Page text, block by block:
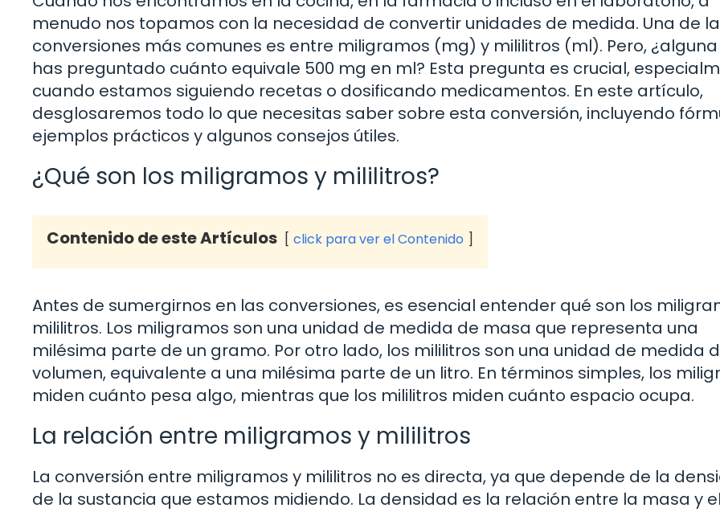
menudo nos topamos con la necesidad de convertir unidades de medida. Una de
conversiones más comunes es entre miligramos (mg) y mililitros (ml). Pero,
has preguntado cuánto equivale 500 mg en ml? Esta pregunta es crucial,
cuando estamos siguiendo recetas o dosificando medicamentos. En este artículo,
desglosaremos todo lo que necesitas saber sobre esta conversión, incluyendo
ejemplos prácticos y algunos consejos útiles.
¿Qué son los miligramos y mililitros?
Contenido de este Artículos click para ver el Contenido
Antes de sumergirnos en las conversiones, es esencial entender qué son los
mililitros. Los miligramos son una unidad de medida de masa que representa una
milésima parte de un gramo. Por otro lado, los mililitros son una unidad de medida
volumen, equivalente a una milésima parte de un litro. En términos simples, los
miden cuánto pesa algo, mientras que los mililitros miden cuánto espacio ocupa.
La relación entre miligramos y mililitros
La conversión entre miligramos y mililitros no es directa, ya que depende de la
de la sustancia que estamos midiendo. La densidad es la relación entre la masa y